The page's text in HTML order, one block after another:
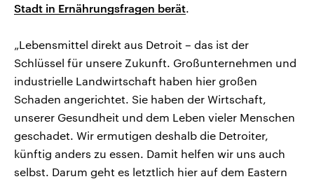
Stadt in Ernährungsfragen berät.
„Lebensmittel direkt aus Detroit – das ist der
Schlüssel für unsere Zukunft. Großunternehmen und
industrielle Landwirtschaft haben hier großen
Schaden angerichtet. Sie haben der Wirtschaft,
unserer Gesundheit und dem Leben vieler Menschen
geschadet. Wir ermutigen deshalb die Detroiter,
künftig anders zu essen. Damit helfen wir uns auch
selbst. Darum geht es letztlich hier auf dem Eastern